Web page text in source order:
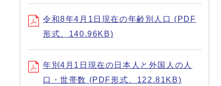
令和8年4月1日現在の年齢別人口 (PDF
形式、140.96KB)
年別4月1日現在の日本人と外国人の人
口・世帯数 (PDF形式、122.81KB)